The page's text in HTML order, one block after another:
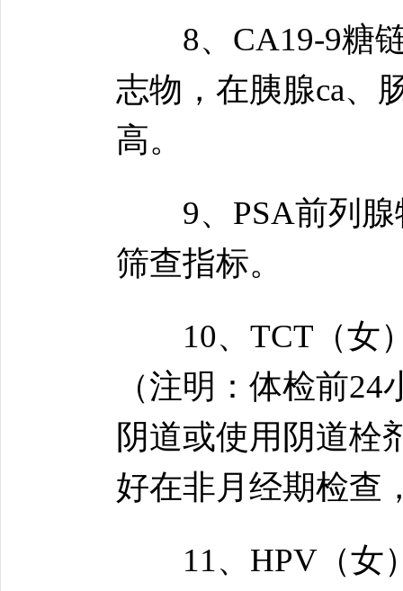
8、CA19-9糖链
志物，在胰腺ca、
高。
9、PSA前列腺
筛查指标。
10、TCT（女）
（注明：体检前
阴道或使用阴道栓
好在非月经期检查
11、HPV（女）